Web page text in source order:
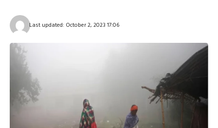
Last updated: October 2, 2023 17:06